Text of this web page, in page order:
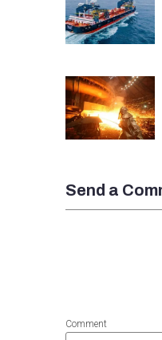
Send a
Comment